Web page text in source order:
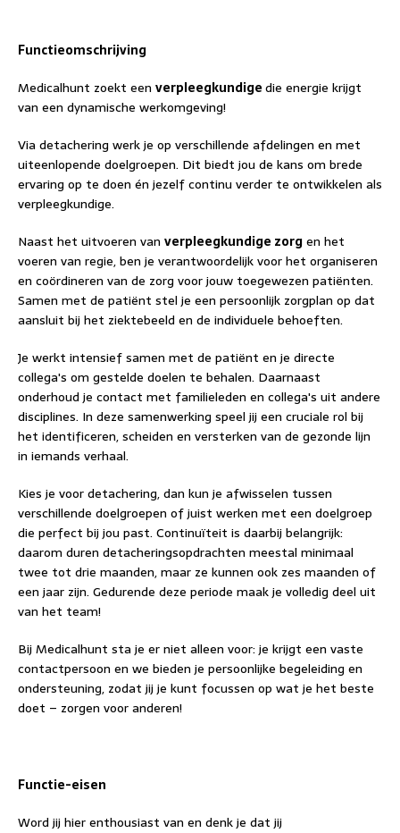
Functieomschrijving
Medicalhunt zoekt een verpleegkundigedie energie krijgt
van een dynamische werkomgeving!
Via detachering werk je op verschillende afdelingen en met
uiteenlopende doelgroepen. Dit biedt jou de kans om brede
ervaring op te doen én jezelf continu verder te ontwikkelen als
verpleegkundige.
Naast het uitvoeren van verpleegkundige zorgen het
voeren van regie, ben je verantwoordelijk voor het organiseren
en coördineren van de zorg voor jouw toegewezen patiënten.
Samen met de patiënt stel je een persoonlijk zorgplan op dat
aansluit bij het ziektebeeld en de individuele behoeften.
Je werkt intensief samen met de patiënt en je directe
collega's om gestelde doelen te behalen. Daarnaast
onderhoud je contact met familieleden en collega's uit andere
disciplines. In deze samenwerking speel jij een cruciale rol bij
het identificeren, scheiden en versterken van de gezonde lijn
in iemands verhaal.
Kies je voor detachering, dan kun je afwisselen tussen
verschillende doelgroepen of juist werken met een doelgroep
die perfect bij jou past. Continuïteit is daarbij belangrijk:
daarom duren detacheringsopdrachten meestal minimaal
twee tot drie maanden, maar ze kunnen ook zes maanden of
een jaar zijn. Gedurende deze periode maak je volledig deel uit
van het team!
Bij Medicalhunt sta je er niet alleen voor: je krijgt een vaste
contactpersoon en we bieden je persoonlijke begeleiding en
ondersteuning, zodat jij je kunt focussen op wat je het beste
doet – zorgen voor anderen!
Functie-eisen
Word jij hier enthousiast van en denk je dat jij